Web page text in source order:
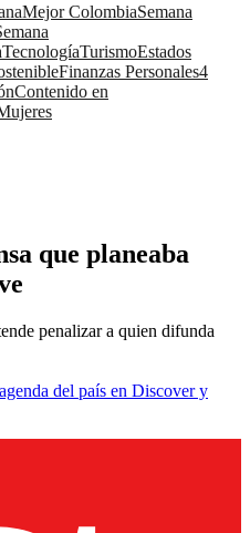
Mejor ColombiaSemana
TecnologíaTurismoEstados
Finanzas Personales4
Contenido en
que planeaba
penalizar a quien difunda
del país en Discover y